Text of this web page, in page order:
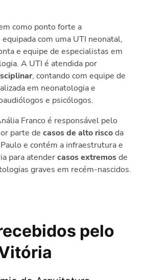
como ponto forte a
com uma UTI neonatal,
e equipe de especialistas em
A UTI é atendida por
, contando com equipe de
em neonatologia e
e psicólogos.
Franco é responsável pelo
parte de casos de alto riscoda
e contém a infraestrutura e
para atendercasos extremosde
graves em recém-nascidos.
pelo